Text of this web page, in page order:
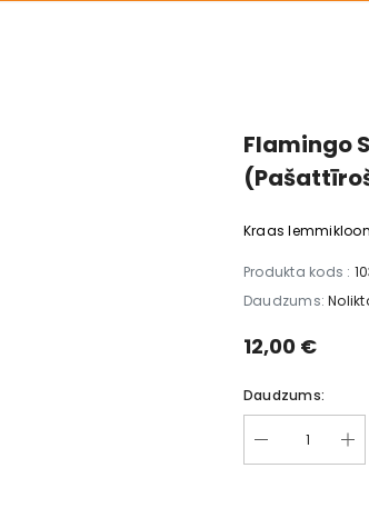
Flamingo
Kraas
Produkta kods :
Daudzums:
12,00 €
Daudzums: